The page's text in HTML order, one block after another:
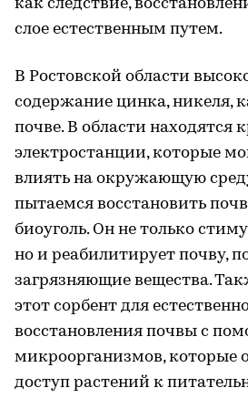
как следствие,
слое естественным путем.
В Ростовской области
содержание цинка, никеля,
почве. В области находятся
электростанции, которые
влиять на окружающую
пытаемся восстановить
биоуголь. Он не только
но и реабилитирует почву,
загрязняющие вещества.
этот сорбент для
восстановления почвы с
микроорганизмов, которые
доступ растений к